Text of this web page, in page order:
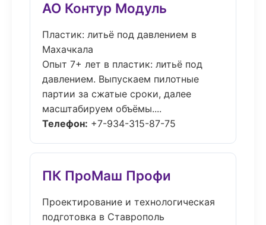
АО Контур Модуль
Пластик: литьё под давлением в
Махачкала
Опыт 7+ лет в пластик: литьё под
давлением. Выпускаем пилотные
партии за сжатые сроки, далее
масштабируем объёмы....
Телефон: +7-934-315-87-75
ПК ПроМаш Профи
Проектирование и технологическая
подготовка в Ставрополь